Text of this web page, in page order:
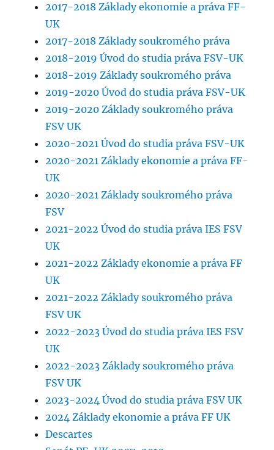
2017-2018 Základy ekonomie a práva FF-
UK
2017-2018 Základy soukromého práva
2018-2019 Úvod do studia práva FSV-UK
2018-2019 Základy soukromého práva
2019-2020 Úvod do studia práva FSV-UK
2019-2020 Základy soukromého práva
FSV UK
2020-2021 Úvod do studia práva FSV-UK
2020-2021 Základy ekonomie a práva FF-
UK
2020-2021 Základy soukromého práva
FSV
2021-2022 Úvod do studia práva IES FSV
UK
2021-2022 Základy ekonomie a práva FF
UK
2021-2022 Základy soukromého práva
FSV UK
2022-2023 Úvod do studia práva IES FSV
UK
2022-2023 Základy soukromého práva
FSV UK
2023-2024 Úvod do studia práva FSV UK
2024 Základy ekonomie a práva FF UK
Descartes